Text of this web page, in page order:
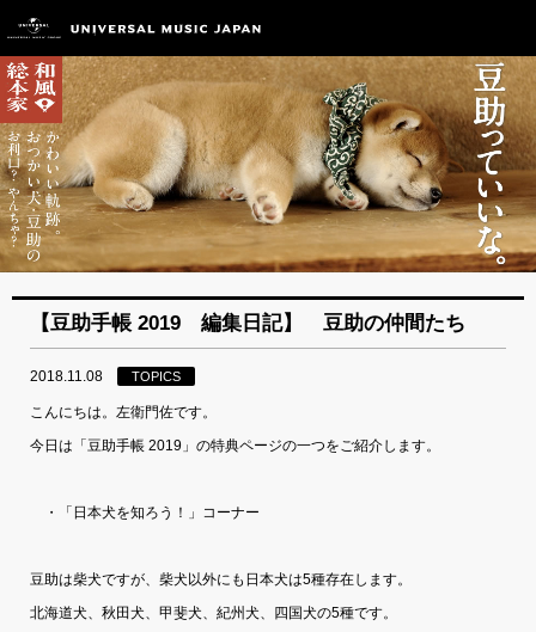
【豆助手帳 2019 編集日記】 豆助の仲間たち
2018.11.08 TOPICS
こんにちは。左衛門佐です。
今日は「豆助手帳 2019」の特典ページの一つをご紹介します。
・「日本犬を知ろう！」コーナー
豆助は柴犬ですが、柴犬以外にも日本犬は5種存在します。
北海道犬、秋田犬、甲斐犬、紀州犬、四国犬の5種です。